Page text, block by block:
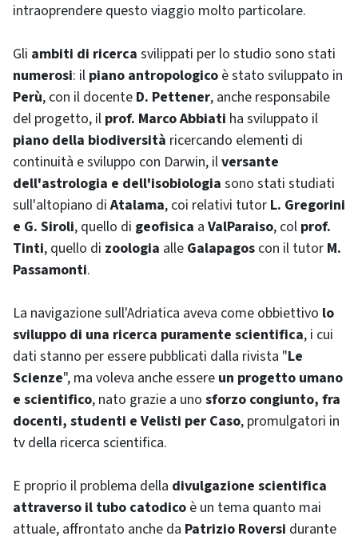
intraoprendere questo viaggio molto particolare.
Gli ambiti di ricerca svilippati per lo studio sono stati
numerosi: il piano antropologico è stato sviluppato in
Perù, con il docente D. Pettener, anche responsabile
del progetto, il prof. Marco Abbiati ha sviluppato il
piano della biodiversità ricercando elementi di
continuità e sviluppo con Darwin, ilversante
dell'astrologia e dell'isobiologia sono stati studiati
sull'altopiano diAtalama, coi relativi tutor L. Gregorini
e G. Siroli, quello di geofisica a ValParaiso, col prof.
Tinti, quello di zoologia alle Galapagos con il tutor M.
Passamonti.
La navigazione sull'Adriatica aveva come obbiettivo lo
sviluppo di una ricerca puramente scientifica, i cui
dati stanno per essere pubblicati dalla rivista "Le
Scienze", ma voleva anche essere un progetto umano
e scientifico, nato grazie a uno sforzo congiunto, fra
docenti, studenti e Velisti per Caso, promulgatori in
tv della ricerca scientifica.
E proprio il problema della divulgazione scientifica
attraverso il tubo catodico è un tema quanto mai
attuale, affrontato anche da Patrizio Roversi durante